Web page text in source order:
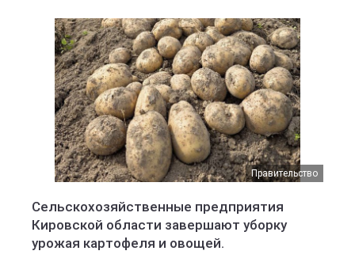
Правительство
Сельскохозяйственные предприятия
Кировской области завершают уборку
урожая картофеля и овощей.